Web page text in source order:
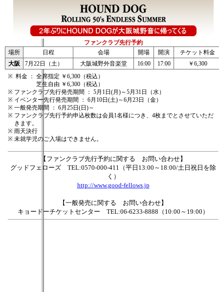
ファンクラブ先行予約
場所
日程 会場 開場 開演
チケット料金
大阪
7月22日（土） 大阪城野外音楽堂 16:00 17:00
￥6,300
※ 料金 ： 全席指定 ￥6,300（税込）
芝生自由 ￥6,300（税込）
※ ファンクラブ先行発売期間 ： 5月1日(月)～5月31日（水）
※ イベンター先行発売期間 ： 6月10日(土)～6月23日（金）
※ 一般発売期間 ： 6月25日(日)～
※ ファンクラブ先行予約申込枚数は会員1名様につき、4枚までとさせていただ
きます。
※ 雨天決行
※ 未就学児のご入場はできません。
【ファンクラブ先行予約に関する お問い合わせ】
グッドフェローズ TEL:0570-000-411（平日13:00～18:00/土日祝日を除
く）
http://www.good-fellows.jp
【一般発売に関する お問い合わせ】
キョードーチケットセンター TEL:06-6233-8888（10:00～19:00）